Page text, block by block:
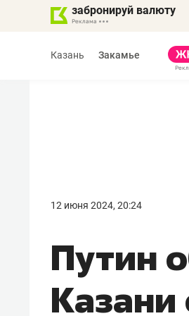
забронируй валюту
Казань Закамье
12 июня 2024, 20:24
Путин